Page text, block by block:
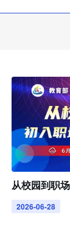
从校园到职
2026-06-28